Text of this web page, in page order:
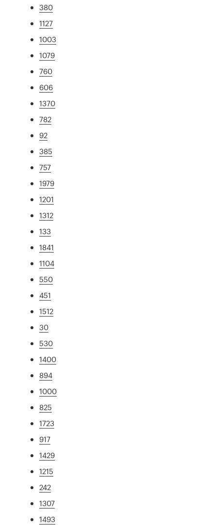
380
1127
1003
1079
760
606
1370
782
92
385
757
1979
1201
1312
133
1841
1104
550
451
1512
30
530
1400
894
1000
825
1723
917
1429
1215
242
1307
1493